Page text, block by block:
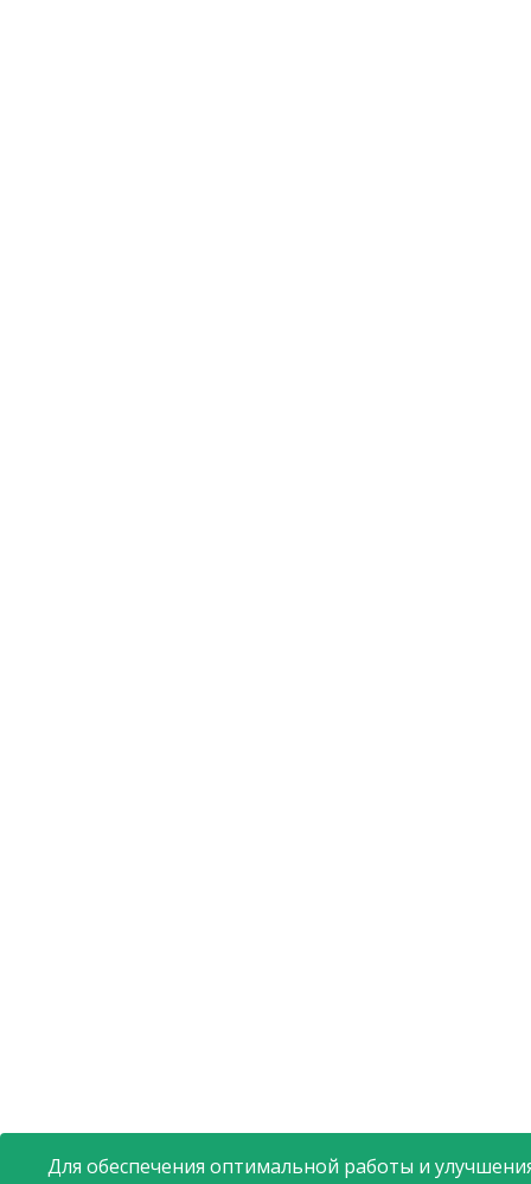
Для обеспечения оптимальной работы и